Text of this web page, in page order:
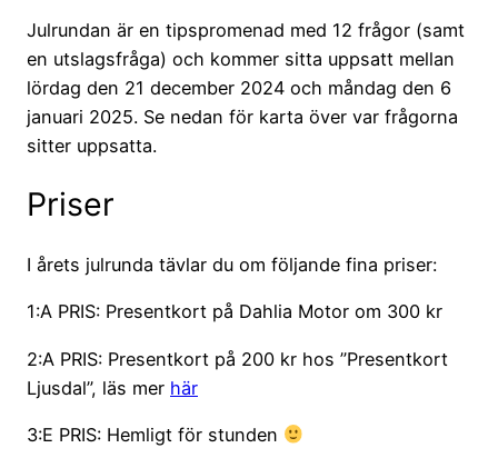
Julrundan är en tipspromenad med 12 frågor (samt
en utslagsfråga) och kommer sitta uppsatt mellan
lördag den 21 december 2024 och måndag den 6
januari 2025. Se nedan för karta över var frågorna
sitter uppsatta.
Priser
I årets julrunda tävlar du om följande fina priser:
1:A PRIS: Presentkort på Dahlia Motor om 300 kr
2:A PRIS: Presentkort på 200 kr hos ”Presentkort
Ljusdal”, läs mer här
3:E PRIS: Hemligt för stunden